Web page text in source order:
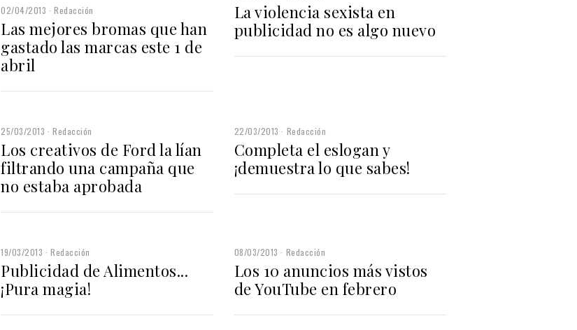
02/04/2013 Redacción
Las mejores bromas que han
gastado las marcas este 1 de
abril
La violencia sexista en
publicidad no es algo nuevo
25/03/2013 Redacción
Los creativos de Ford la lían
filtrando una campaña que
no estaba aprobada
22/03/2013 Redacción
Completa el eslogan y
¡demuestra lo que sabes!
19/03/2013 Redacción
Publicidad de Alimentos...
¡Pura magia!
08/03/2013 Redacción
Los 10 anuncios más vistos
de YouTube en febrero